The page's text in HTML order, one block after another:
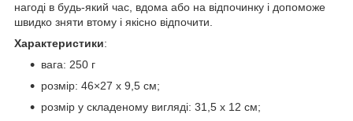
нагоді в будь-який час, вдома або на відпочинку і допоможе
швидко зняти втому і якісно відпочити.
Характеристики:
вага: 250 г
розмір: 46×27 х 9,5 см;
розмір у складеному вигляді: 31,5 х 12 см;